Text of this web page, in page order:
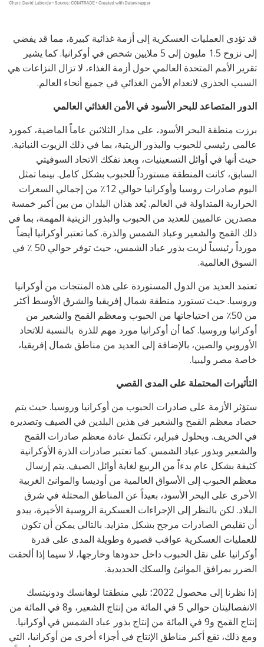
قد تؤدي العمليات العسكرية إلى أزمة غذائية كبيرة، مما قد يفضي
إلى نزوح 1.5 مليون إلى 5 ملايين شخص في أوكرانيا. كما يشير
تقرير الأمم المتحدة العالمي حول أزمة الغذاء، لا تزال النزاعات هي
السبب الجذري لانعدام الأمن الغذائي في جميع أنحاء العالم.
الدور المتصاعد للبحر الأسود في الأمن الغذائي العالمي
برزت منطقة البحر الأسود، على مدار الثلاثين عاماً الماضية، كمورد
عالمي رئيسي للحبوب والبذور الزيتية، بما في ذلك الزيوت النباتية.
حيث أنها في أوائل التسعينيات، وبعد تفكك الاتحاد السوفيتي
السابق، كانت المنطقة مستورداً للحبوب بشكل كامل. بينما تمثل
اليوم صادرات روسيا وأوكرانيا حوالي 12٪ من إجمالي السعرات
الحرارية المتداولة في العالم. يُعد هذان البلدان من بين أكبر خمسة
مصدرين عالميين للعديد من الحبوب والبذور الزيتية المهمة، بما في
ذلك القمح والشعير وعباد الشمس والذرة. كما تعتبر أوكرانيا أيضاً
مورداً رئيسياً لزيت بذور عباد الشمس، حيث توفر حوالي 50 ٪ في
السوق العالمية.
تعتمد العديد من الدول المستوردة على هذه المنتجات من أوكرانيا
وروسيا. حيث تستورد منطقة شمال إفريقيا والشرق الأوسط أكثر
من 50٪ من احتياجاتها من الحبوب ومعظم القمح والشعير من
أوكرانيا وروسيا. كما أن أوكرانيا مورد مهم للذرة بالنسبة للاتحاد
الأوروبي والصين، بالإضافة إلى العديد من مناطق شمال إفريقيا،
خاصة مصر وليبيا.
التأثيرات المحتملة على المدى القصي
ستؤثر الأزمة على صادرات الحبوب من أوكرانيا وروسيا. حيث يتم
حصاد معظم القمح والشعير في هذين البلدين في الصيف وتصديره
في الخريف. وبحلول فبراير، تكتمل عادة معظم صادرات القمح
والشعير وبذور عباد الشمس. كما تعتبر صادرات الذرة الأوكرانية
كثيفة بشكل عام بدءاً من الربيع لغاية أوائل الصيف. يتم إرسال
معظم الحبوب إلى الأسواق العالمية من أوديسا والموانئ الغربية
الأخرى على البحر الأسود، بعيداً عن المناطق المحتلة في شرق
البلاد. لكن بالنظر إلى الإجراءات العسكرية الروسية الأخيرة، يبدو
أن تقليص الصادرات مرجح بشكل متزايد. بالتالي يمكن أن تكون
للعمليات العسكرية عواقب قصيرة وطويلة المدى على قدرة
أوكرانيا على نقل الحبوب داخل حدودها وخارجها، لا سيما إذا ألحقت
الضرر بمرافق الموانئ والسكك الحديدية.
إذا نظرنا إلى محصول 2022؛ تلبي منطقتا لوهانسك ودونيتسك
الانفصاليتان حوالي 5 في المائة من إنتاج الشعير، و8 في المائة من
إنتاج القمح و9 في المائة من إنتاج بذور عباد الشمس في أوكرانيا.
ومع ذلك، تقع أكبر مناطق الإنتاج في أجزاء أخرى من أوكرانيا، التي